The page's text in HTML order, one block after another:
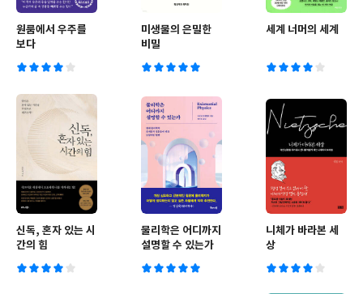
원룸에서 우주를
보다
미생물의 은밀한
비밀
세계 너머의 세계
신독, 혼자 있는 시
간의 힘
물리학은 어디까지
설명할 수 있는가
니체가 바라본 세
상